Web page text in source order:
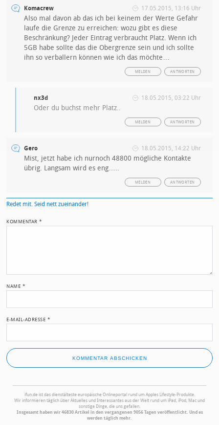
Komacrew 17.05.2015, 13:16 Uhr
Also mal davon ab das ich bei keinem der Werte Gefahr
laufe die Grenze zu erreichen: wozu gibt es diese
Beschränkung? Jeder Eintrag verbraucht Platz. Wenn ich
5GB habe sollte das die Obergrenze sein und ich sollte
ihn so verballern können wie ich das möchte…
ANTWORTEN
MELDEN
nx3d 18.05.2015, 03:22 Uhr
Oder du buchst mehr Platz..
ANTWORTEN
MELDEN
Gero 18.05.2015, 14:22 Uhr
Mist, jetzt habe ich nurnoch 48800 mögliche Kontakte
übrig. Langsam wird es eng…..
ANTWORTEN
MELDEN
Redet mit. Seid nett zueinander!
KOMMENTAR*
NAME *
E-MAIL-ADRESSE *
ifun.de ist das dienstälteste europäische Onlineportal rund um Apples Lifestyle-Produkte.
Wir informieren täglich über Aktuelles und Interessantes aus der Welt rund um iPad, iPod, Mac und
sonstige Dinge, die uns gefallen.
Insgesamt haben wir 46830 Artikel in den vergangenen 9056 Tagen veröffentlicht. Und es
werden täglich mehr.